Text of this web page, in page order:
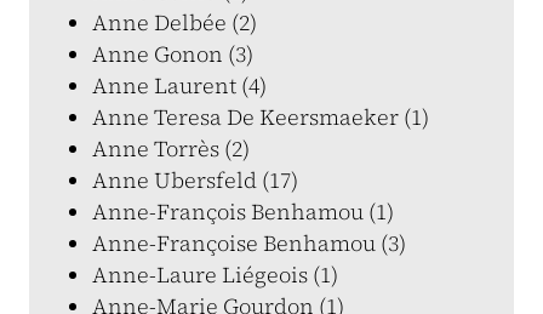
Anne Delbée (2)
Anne Gonon (3)
Anne Laurent (4)
Anne Teresa De Keersmaeker (1)
Anne Torrès (2)
Anne Ubersfeld (17)
Anne-François Benhamou (1)
Anne-Françoise Benhamou (3)
Anne-Laure Liégeois (1)
Anne-Marie Gourdon (1)